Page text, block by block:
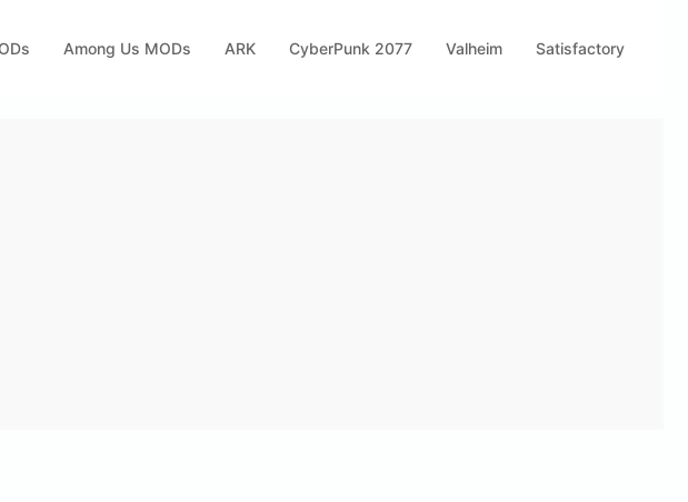
Among Us MODs ARK CyberPunk 2077 Valheim Satisfactory